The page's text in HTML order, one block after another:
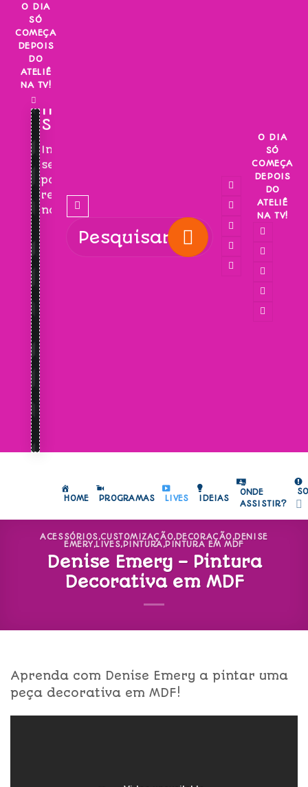
Skip
content
O DIA
SÓ
COMEÇA
DEPOIS
DO
ATELIÊ
NA TV!
INSCREVA-
SE!
Inscreva-
se
para
receber
novidades!
O DIA
SÓ
COMEÇA
DEPOIS
DO
ATELIÊ
NA TV!
HOME PROGRAMAS LIVES IDEIAS
ONDE
ASSISTIR?
ACESSÓRIOS,CUSTOMIZAÇÃO,DECORAÇÃO,DENISE
EMERY,LIVES, PINTURA,PINTURA EM MDF
Denise Emery – Pintura
Decorativa em MDF
Aprenda com Denise Emery a pintar uma
peça decorativa em MDF!